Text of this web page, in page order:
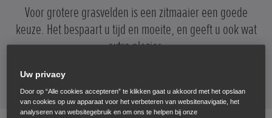
Voor grotere grasvelden is een zitmaaier een goede
keuze. Het bespaart u tijd en moeite, en geeft u ook wat
extra plezier.
Uw privacy
Door op “Alle cookies accepteren” te klikken gaat u akkoord met het opslaan
van cookies op uw apparaat voor het verbeteren van websitenavigatie, het
analyseren van websitegebruik en om ons te helpen bij onze